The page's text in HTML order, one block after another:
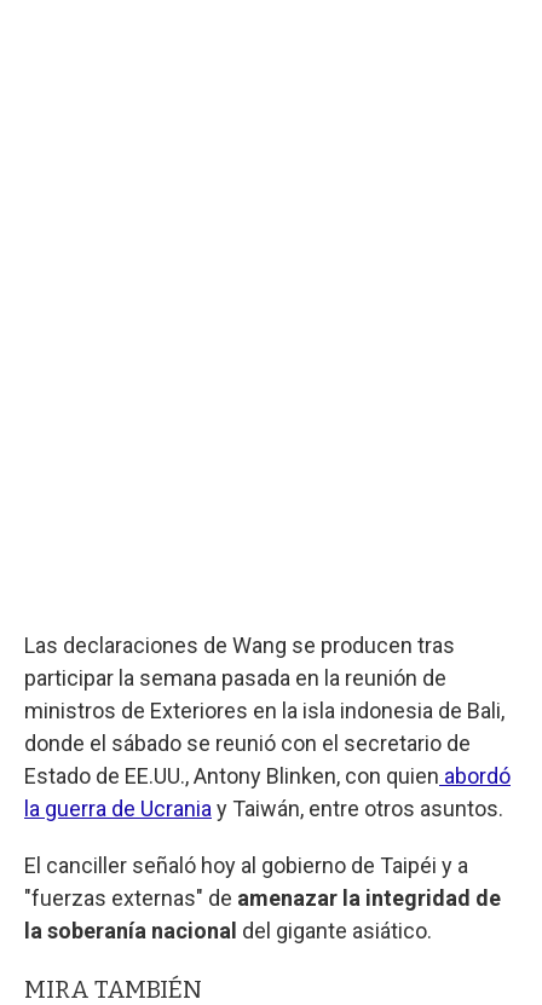
Las declaraciones de Wang se producen tras
participar la semana pasada en la reunión de
ministros de Exteriores en la isla indonesia de Bali,
donde el sábado se reunió con el secretario de
Estado de EE.UU., Antony Blinken, con quien abordó
la guerra de Ucrania y Taiwán, entre otros asuntos.
El canciller señaló hoy al gobierno de Taipéi y a
"fuerzas externas" de amenazar la integridad de
la soberanía nacional del gigante asiático.
MIRA TAMBIÉN